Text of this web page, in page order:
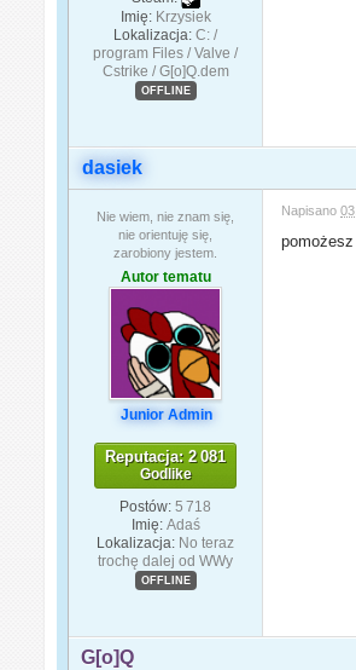
Imię: Krzysiek
Lokalizacja: C: /
program Files / Valve /
Cstrike / G[o]Q.dem
OFFLINE
dasiek
Nie wiem, nie znam się,
nie orientuję się,
zarobiony jestem.
Autor tematu
Junior Admin
Reputacja: 2 081
Godlike
Postów: 5 718
Imię: Adaś
Lokalizacja: No teraz
trochę dalej od WWy
OFFLINE
Napisano
G[o]Q